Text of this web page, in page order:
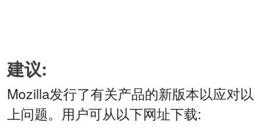
建议:
Mozilla发行了有关产品的新版本以应对以
上问题。用户可从以下网址下载: